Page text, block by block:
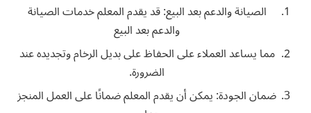
الصيانة والدعم بعد البيع: قد يقدم المعلم خدمات الصيانة
والدعم بعد البيع
مما يساعد العملاء على الحفاظ على بديل الرخام وتجديده عند
الضرورة.
ضمان الجودة: يمكن أن يقدم المعلم ضمانًا على العمل المنجز